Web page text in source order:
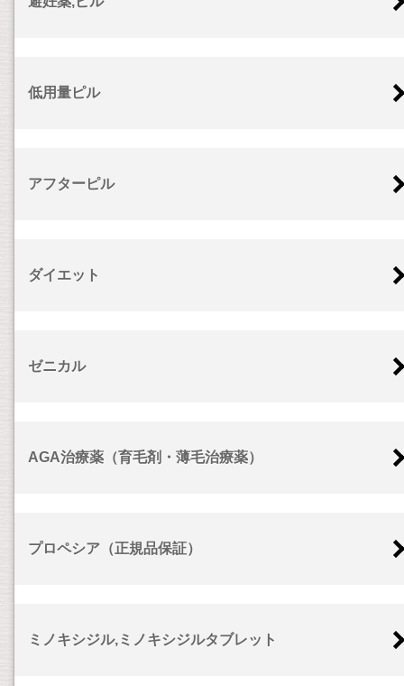
低用量ピル
アフターピル
ダイエット
ゼニカル
AGA治療薬（育毛剤・薄毛治療薬）
プロペシア（正規品保証）
ミノキシジル,ミノキシジルタブレット